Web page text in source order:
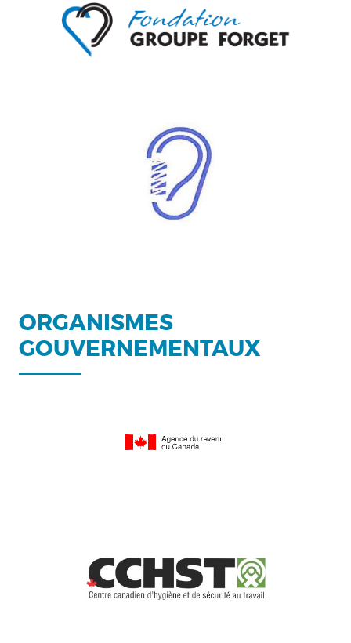
ORGANISMES
GOUVERNEMENTAUX